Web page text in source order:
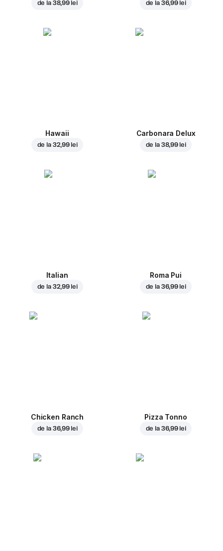
de la 38,99 lei de la 36,99 lei
Hawaii
de la 32,99 lei
Carbonara Delux
de la 38,99 lei
Italian
de la 32,99 lei
Roma Pui
de la 36,99 lei
Chicken Ranch
de la 36,99 lei
Pizza Tonno
de la 36,99 lei